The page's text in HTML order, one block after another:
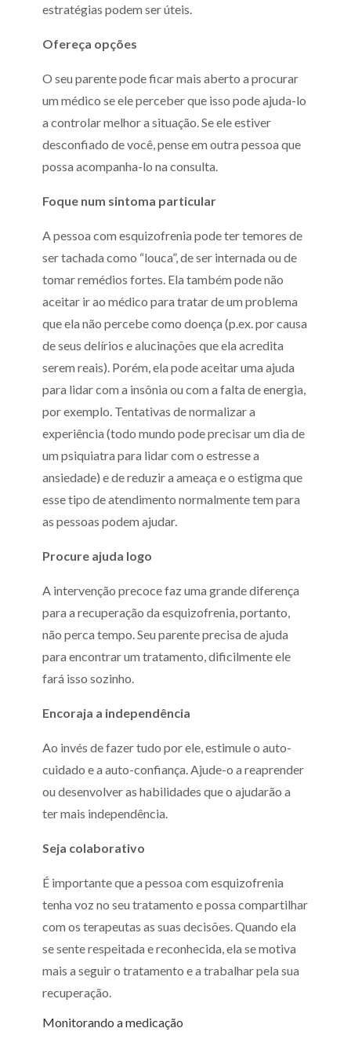
estratégias podem ser úteis.
Ofereça opções
O seu parente pode ficar mais aberto a procurar
um médico se ele perceber que isso pode ajuda-lo
a controlar melhor a situação. Se ele estiver
desconfiado de você, pense em outra pessoa que
possa acompanha-lo na consulta.
Foque num sintoma particular
A pessoa com esquizofrenia pode ter temores de
ser tachada como “louca”, de ser internada ou de
tomar remédios fortes. Ela também pode não
aceitar ir ao médico para tratar de um problema
que ela não percebe como doença (p.ex. por causa
de seus delírios e alucinações que ela acredita
serem reais). Porém, ela pode aceitar uma ajuda
para lidar com a insônia ou com a falta de energia,
por exemplo. Tentativas de normalizar a
experiência (todo mundo pode precisar um dia de
um psiquiatra para lidar com o estresse a
ansiedade) e de reduzir a ameaça e o estigma que
esse tipo de atendimento normalmente tem para
as pessoas podem ajudar.
Procure ajuda logo
A intervenção precoce faz uma grande diferença
para a recuperação da esquizofrenia, portanto,
não perca tempo. Seu parente precisa de ajuda
para encontrar um tratamento, dificilmente ele
fará isso sozinho.
Encoraja a independência
Ao invés de fazer tudo por ele, estimule o auto-
cuidado e a auto-confiança. Ajude-o a reaprender
ou desenvolver as habilidades que o ajudarão a
ter mais independência.
Seja colaborativo
É importante que a pessoa com esquizofrenia
tenha voz no seu tratamento e possa compartilhar
com os terapeutas as suas decisões. Quando ela
se sente respeitada e reconhecida, ela se motiva
mais a seguir o tratamento e a trabalhar pela sua
recuperação.
Monitorando a medicação